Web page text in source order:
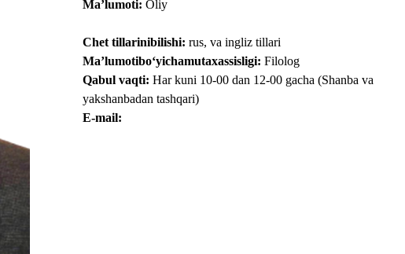
Ma’lumoti: Oliy
Chet tillarinibilishi: rus, va ingliz tillari
Ma’lumotiboʻyichamutaxassisligi: Filolog
Qabul vaqti: Har kuni 10-00 dan 1 2-00 gacha (Shanba va
yakshanbadan tashqari)
E-mail: